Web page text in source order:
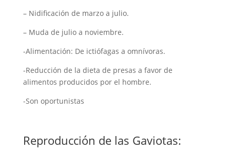
– Nidificación de marzo a julio.
– Muda de julio a noviembre.
-Alimentación: De ictiófagas a omnívoras.
-Reducción de la dieta de presas a favor de
alimentos producidos por el hombre.
-Son oportunistas
Reproducción de las Gaviotas: